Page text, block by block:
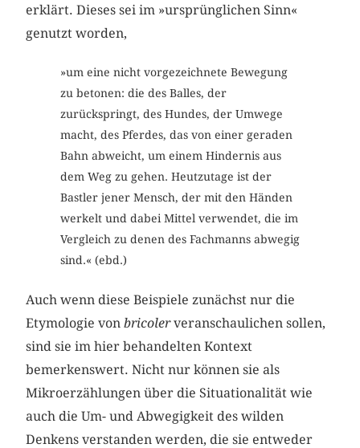
erklärt. Dieses sei im »ursprünglichen Sinn«
genutzt worden,
»um eine nicht vorgezeichnete Bewegung
zu betonen: die des Balles, der
zurückspringt, des Hundes, der Umwege
macht, des Pferdes, das von einer geraden
Bahn abweicht, um einem Hindernis aus
dem Weg zu gehen. Heutzutage ist der
Bastler jener Mensch, der mit den Händen
werkelt und dabei Mittel verwendet, die im
Vergleich zu denen des Fachmanns abwegig
sind.« (ebd.)
Auch wenn diese Beispiele zunächst nur die
Etymologie vonbricolerveranschaulichen sollen,
sind sie im hier behandelten Kontext
bemerkenswert. Nicht nur können sie als
Mikroerzählungen über die Situationalität wie
auch die Um- und Abwegigkeit des wilden
Denkens verstanden werden, die sie entweder